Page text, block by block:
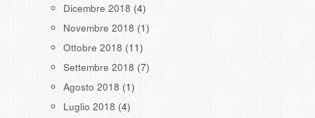
Dicembre 2018 (4)
Novembre 2018 (1)
Ottobre 2018 (11)
Settembre 2018 (7)
Agosto 2018 (1)
Luglio 2018 (4)